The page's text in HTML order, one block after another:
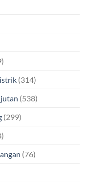
(314)
(538)
(299)
(76)